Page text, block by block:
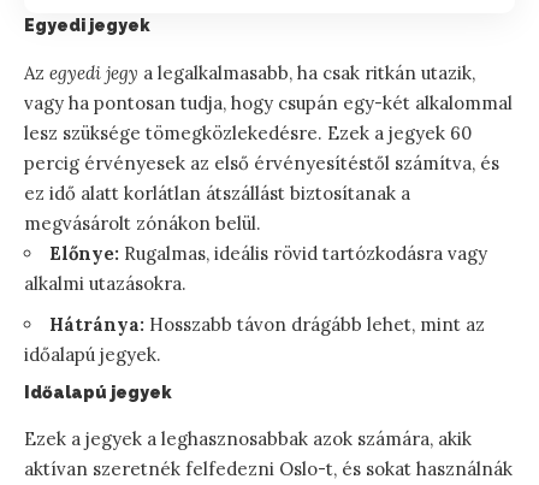
Egyedi jegyek
Az egyedi jegy a legalkalmasabb, ha csak ritkán utazik,
vagy ha pontosan tudja, hogy csupán egy-két alkalommal
lesz szüksége tömegközlekedésre. Ezek a jegyek 60
percig érvényesek az első érvényesítéstől számítva, és
ez idő alatt korlátlan átszállást biztosítanak a
megvásárolt zónákon belül.
Előnye: Rugalmas, ideális rövid tartózkodásra vagy
alkalmi utazásokra.
Hátránya: Hosszabb távon drágább lehet, mint az
időalapú jegyek.
Időalapú jegyek
Ezek a jegyek a leghasznosabbak azok számára, akik
aktívan szeretnék felfedezni Oslo-t, és sokat használnák